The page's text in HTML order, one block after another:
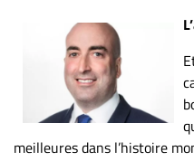
meilleures dans l’histoire